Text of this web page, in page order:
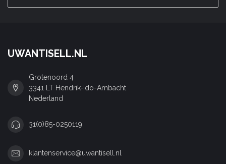
UWANTISELL.NL
Grotenoord 4
3341 LT Hendrik-Ido-Ambacht
Nederland
31(0)85-0250119
klantenservice@uwantisell.nl